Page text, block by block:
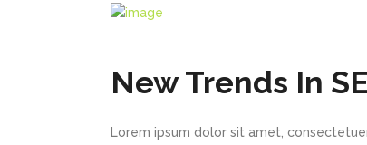
New Trends In
Lorem ipsum dolor sit amet,